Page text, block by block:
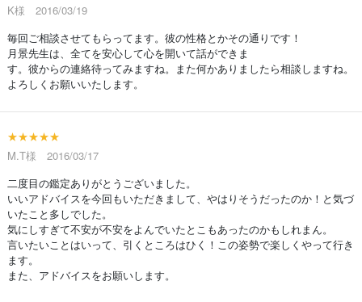
K様 2016/03/19
毎回ご相談させてもらってます。彼の性格とかその通りです！
月景先生は、全てを安心して心を開いて話ができま
す。彼からの連絡待ってみますね。また何かありましたら相談しますね。
よろしくお願いいたします。
★★★★★
M.T様 2016/03/17
二度目の鑑定ありがとうございました。
いいアドバイスを今回もいただきまして、やはりそうだったのか！と気づ
いたこと多しでした。
気にしすぎて不安が不安をよんでいたとこもあったのかもしれまん。
言いたいことはいって、引くところはひく！この姿勢で楽しくやって行き
ます。
また、アドバイスをお願いします。